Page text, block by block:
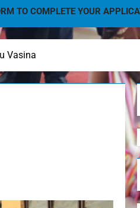
TO COMPLETE YOUR
Vasina